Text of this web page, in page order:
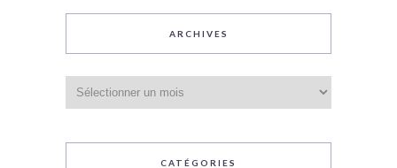
ARCHIVES
CATÉGORIES